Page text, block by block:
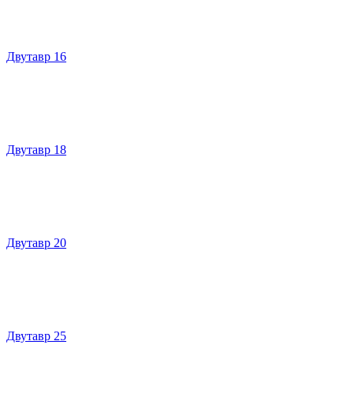
Двутавр 16
Двутавр 18
Двутавр 20
Двутавр 25